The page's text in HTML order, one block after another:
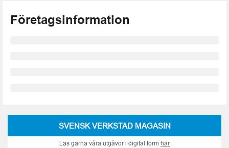
Företagsinformation
SVENSK VERKSTAD MAGASIN
Läs gärna våra utgåvor i digital form här